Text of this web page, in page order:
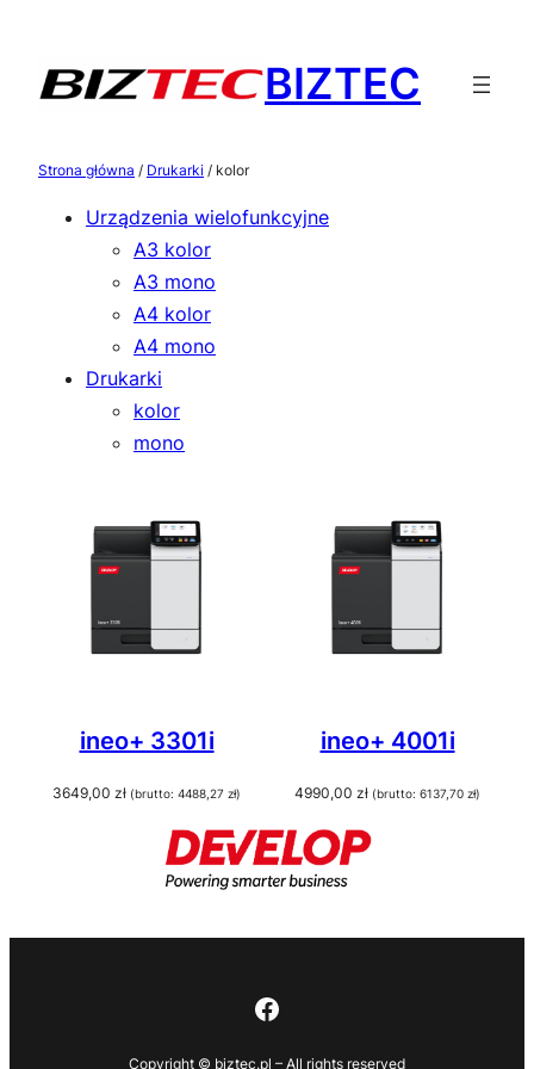
treści
BIZTEC
Strona główna / Drukarki / kolor
Urządzenia wielofunkcyjne
A3 kolor
A3 mono
A4 kolor
A4 mono
Drukarki
kolor
mono
ineo+ 3301i
3649,00 zł (brutto: 4488,27 zł)
ineo+ 4001i
4990,00 zł (brutto: 6137,70 zł)
Facebook
Copyright © biztec.pl – All rights reserved